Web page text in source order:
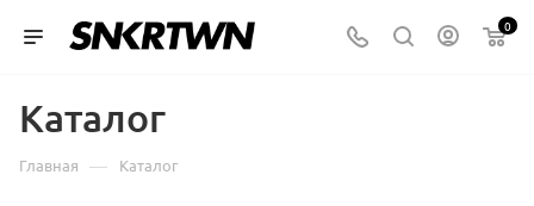
0
Каталог
Главная — Каталог